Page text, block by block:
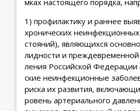
1) профилактику и раннее
хронических
стояний), являющихся
лидности и преждевременной
ления Российской Федерации
ские неинфекционные
риска их развития,
ровень артериального